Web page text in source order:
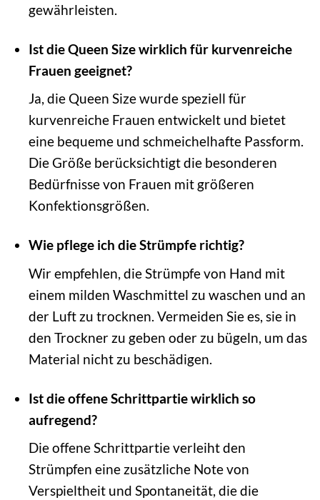
gewährleisten.
Ist die Queen Size wirklich für kurvenreiche
Frauen geeignet?
Ja, die Queen Size wurde speziell für
kurvenreiche Frauen entwickelt und bietet
eine bequeme und schmeichelhafte Passform.
Die Größe berücksichtigt die besonderen
Bedürfnisse von Frauen mit größeren
Konfektionsgrößen.
Wie pflege ich die Strümpfe richtig?
Wir empfehlen, die Strümpfe von Hand mit
einem milden Waschmittel zu waschen und an
der Luft zu trocknen. Vermeiden Sie es, sie in
den Trockner zu geben oder zu bügeln, um das
Material nicht zu beschädigen.
Ist die offene Schrittpartie wirklich so
aufregend?
Die offene Schrittpartie verleiht den
Strümpfen eine zusätzliche Note von
Verspieltheit und Spontaneität, die die